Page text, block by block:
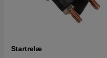
Startrelæ